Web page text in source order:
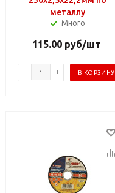
металлу
Много
115.00руб/шт
В КОРЗИНУ